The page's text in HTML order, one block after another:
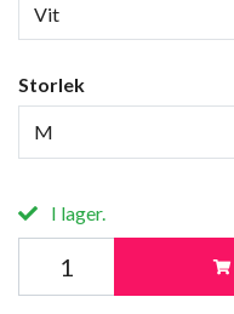
Vit
Storlek
M
I lager.